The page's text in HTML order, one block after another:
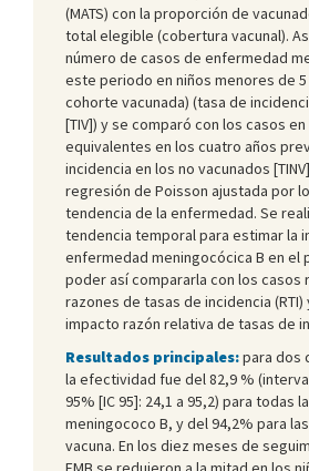
(MATS) con la proporción de
total elegible (cobertura vacunal).
número de casos de enfermedad
este periodo en niños menores de
cohorte vacunada) (tasa de
[TIV]) y se comparó con los casos
equivalentes en los cuatro años
incidencia en los no vacunados
regresión de Poisson ajustada por
tendencia de la enfermedad. Se
tendencia temporal para estimar la
enfermedad meningocócica B en el
poder así compararla con los casos
razones de tasas de incidencia
impacto razón relativa de tasas de
Resultados principales:para dos
la efectividad fue del 82,9 %
95% [IC 95]: 24,1 a 95,2) para todas
meningococo B, y del 94,2% para
vacuna. En los diez meses de